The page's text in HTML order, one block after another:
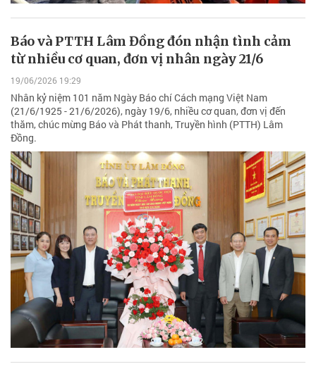
Báo và PTTH Lâm Đồng đón nhận tình cảm
từ nhiều cơ quan, đơn vị nhân ngày 21/6
19/06/2026 19:29
Nhân kỷ niệm 101 năm Ngày Báo chí Cách mạng Việt Nam
(21/6/1925 - 21/6/2026), ngày 19/6, nhiều cơ quan, đơn vị đến
thăm, chúc mừng Báo và Phát thanh, Truyền hình (PTTH) Lâm
Đồng.